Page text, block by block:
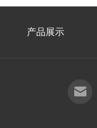
产品展示